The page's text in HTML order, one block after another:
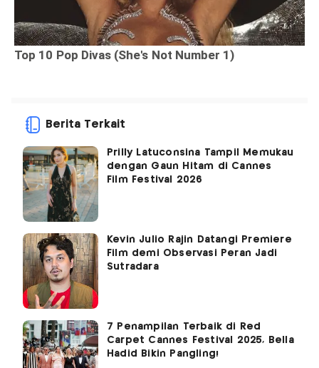
Berita Terkait
Prilly Latuconsina Tampil Memukau
dengan Gaun Hitam di Cannes
Film Festival 2026
Kevin Julio Rajin Datangi Premiere
Film demi Observasi Peran Jadi
Sutradara
7 Penampilan Terbaik di Red
Carpet Cannes Festival 2025, Bella
Hadid Bikin Pangling!